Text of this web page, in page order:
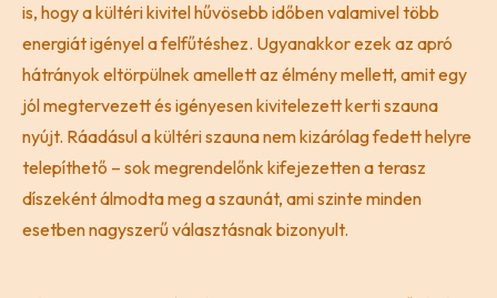
is, hogy a kültéri kivitel hűvösebb időben valamivel több
energiát igényel a felfűtéshez. Ugyanakkor ezek az apró
hátrányok eltörpülnek amellett az élmény mellett, amit egy
jól megtervezett és igényesen kivitelezett kerti szauna
nyújt. Ráadásul a kültéri szauna nem kizárólag fedett helyre
telepíthető – sok megrendelőnk kifejezetten a terasz
díszeként álmodta meg a szaunát, ami szinte minden
esetben nagyszerű választásnak bizonyult.